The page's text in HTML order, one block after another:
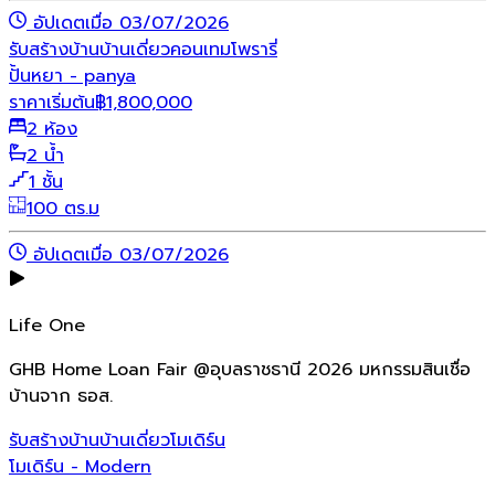
อัปเดตเมื่อ 03/07/2026
รับสร้างบ้านบ้านเดี่ยวคอนเทมโพรารี่
ปั้นหยา - panya
ราคาเริ่มต้น฿1,800,000
2 ห้อง
2 น้ำ
1 ชั้น
100 ตร.ม
อัปเดตเมื่อ 03/07/2026
Life One
GHB Home Loan Fair @อุบลราชธานี 2026 มหกรรมสินเชื่อ
บ้านจาก ธอส.
รับสร้างบ้านบ้านเดี่ยวโมเดิร์น
โมเดิร์น - Modern